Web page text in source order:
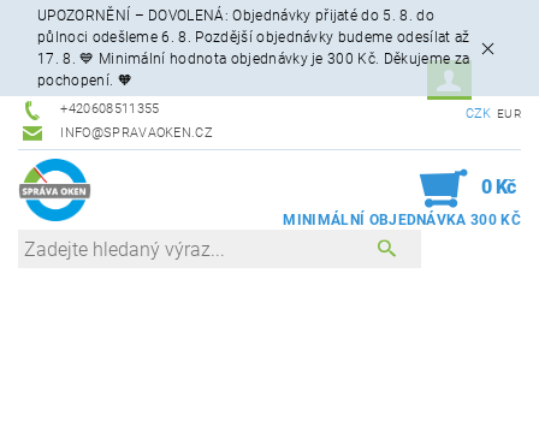
UPOZORNĚNÍ – DOVOLENÁ: Objednávky přijaté do 5. 8. do
půlnoci odešleme 6. 8. Pozdější objednávky budeme odesílat až
17. 8. 💙 Minimální hodnota objednávky je 300 Kč. Děkujeme za
pochopení. 🧡
+420608511355
INFO@SPRAVAOKEN.CZ
CZK EUR
0 Kč